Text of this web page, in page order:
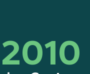
2010